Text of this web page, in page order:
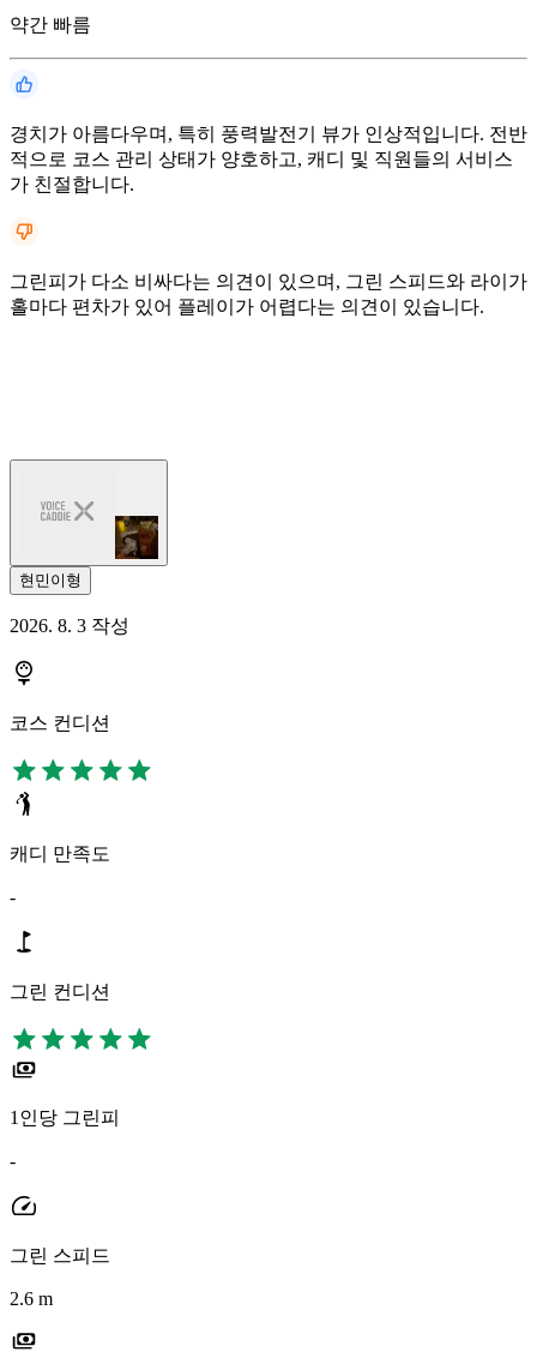
약간 빠름
경치가 아름다우며, 특히 풍력발전기 뷰가 인상적입니다. 전반
적으로 코스 관리 상태가 양호하고, 캐디 및 직원들의 서비스
가 친절합니다.
그린피가 다소 비싸다는 의견이 있으며, 그린 스피드와 라이가
홀마다 편차가 있어 플레이가 어렵다는 의견이 있습니다.
현민이형
2026. 8. 3 작성
코스 컨디션
캐디 만족도
-
그린 컨디션
1인당 그린피
-
그린 스피드
2.6 m